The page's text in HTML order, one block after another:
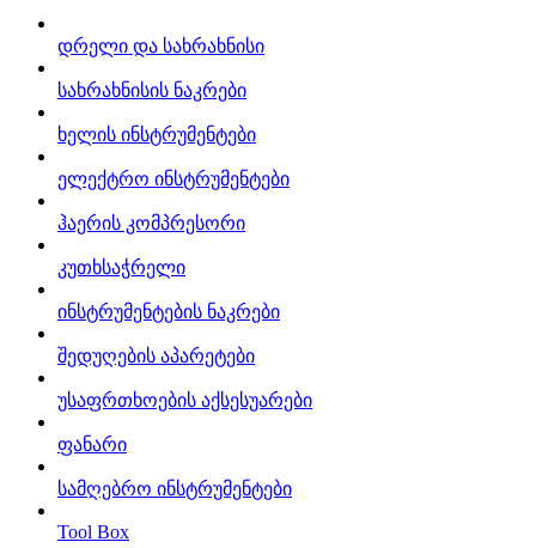
დრელი და სახრახნისი
სახრახნისის ნაკრები
ხელის ინსტრუმენტები
ელექტრო ინსტრუმენტები
ჰაერის კომპრესორი
კუთხსაჭრელი
ინსტრუმენტების ნაკრები
შედუღების აპარეტები
უსაფრთხოების აქსესუარები
ფანარი
სამღებრო ინსტრუმენტები
Tool Box